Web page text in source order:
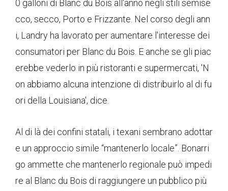
0 galloni di Blanc du Bois all'anno negli stili semise
cco, secco, Porto e Frizzante. Nel corso degli ann
i, Landry ha lavorato per aumentare l'interesse dei
consumatori per Blanc du Bois. E anche se gli piac
erebbe vederlo in più ristoranti e supermercati, 'N
on abbiamo alcuna intenzione di distribuirlo al di fu
ori della Louisiana', dice.
Al di là dei confini statali, i texani sembrano adottar
e un approccio simile “mantenerlo locale”. Bonarri
go ammette che mantenerlo regionale può impedi
re al Blanc du Bois di raggiungere un pubblico più